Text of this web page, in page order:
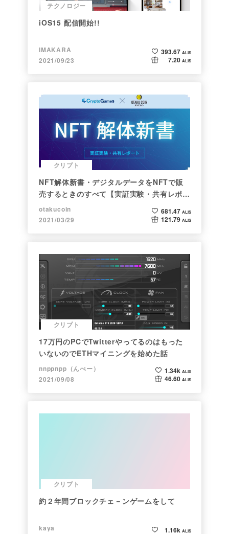
テクノロジー
iOS15 配信開始!!
IMAKARA
2021/09/23
393.67 ALIS
7.20 ALIS
クリプト
NFT解体新書・デジタルデータをNFTで販
売するときのすべて【実証実験・共有レポー
ト】
otakucoin
2021/03/29
681.47 ALIS
121.79 ALIS
クリプト
17万円のPCでTwitterやってるのはもった
いないのでETHマイニングを始めた話
nnppnpp（んぺー）
2021/09/08
1.34k ALIS
46.60 ALIS
クリプト
約２年間ブロックチェ－ンゲームをして
kaya 1.16k ALIS